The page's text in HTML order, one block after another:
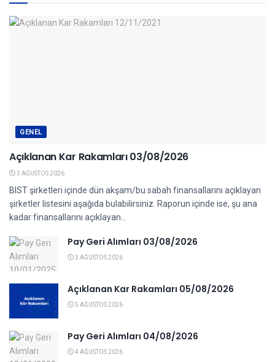
GENEL
Açıklanan Kar Rakamları 03/08/2026
3 AĞUSTOS 2026
BIST şirketleri içinde dün akşam/bu sabah finansallarını açıklayan
şirketler listesini aşağıda bulabilirsiniz. Raporun içinde ise, şu ana
kadar finansallarını açıklayan...
Pay Geri Alımları 03/08/2026
3 AĞUSTOS 2026
Açıklanan Kar Rakamları 05/08/2026
5 AĞUSTOS 2026
Pay Geri Alımları 04/08/2026
4 AĞUSTOS 2026